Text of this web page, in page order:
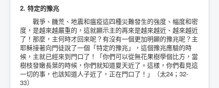
2. 特定的豫兆
戰爭、饑荒、地震和瘟疫這四種災難發生的強度、幅度和密
度，是越來越嚴重的，這就顯示主的再來是越來越近、越來越近
了！那麼，主何時才回來呢？有沒有一個更加明顯的豫兆呢？主
耶穌接著向門徒說了一個「特定的豫兆」，這個豫兆應驗的時
候，主就已經來到門口了！「你們可以從無花果樹學個比方，當
樹枝發嫩長葉的時候，你們就知道夏天近了。這樣，你們看見這
一切的事，也該知道人子近了，正在門口了！」（太24；32-
33）